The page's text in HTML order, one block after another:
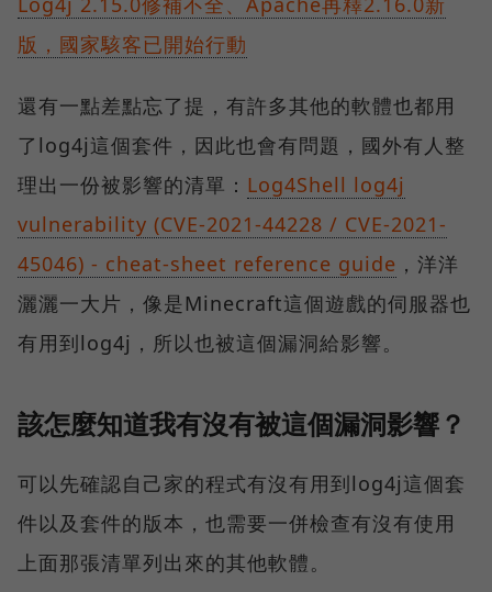
版，國家駭客已開始行動
還有一點差點忘了提，有許多其他的軟體也都用
了log4j這個套件，因此也會有問題，國外有人整
理出一份被影響的清單： Log4Shell log4j
vulnerability (CVE-2021-44228 / CVE-2021-
45046) - cheat-sheet reference guide ，洋洋
灑灑一大片，像是Minecraft這個遊戲的伺服器也
有用到log4j，所以也被這個漏洞給影響。
該怎麼知道我有沒有被這個漏洞影響？
可以先確認自己家的程式有沒有用到log4j這個套
件以及套件的版本，也需要一併檢查有沒有使用
上面那張清單列出來的其他軟體。